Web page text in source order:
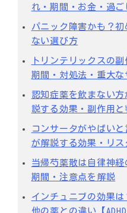
れ・期間・お金・過ご
パニック障害かも？
ない選び方
トリンテリックスの
期間・対処法・重大な
認知症薬を飲まない
説する効果・副作用と
コンサータがやばい
が解説する効果・リ
当帰芍薬散は自律神経
期間・注意点を解説
インチュニブの効果
他の薬との違い【